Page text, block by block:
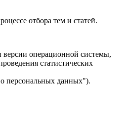
отбора тем и статей.
версии операционной системы,
статистических
персональных данных").